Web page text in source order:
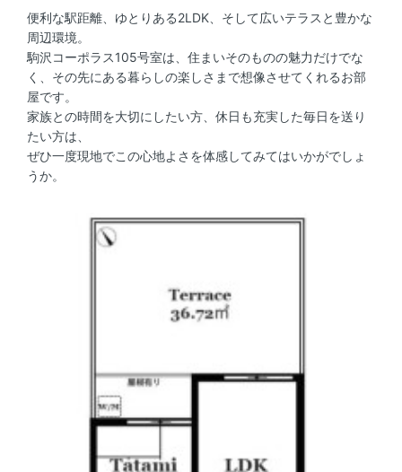
便利な駅距離、ゆとりある2LDK、そして広いテラスと豊かな
周辺環境。
駒沢コーポラス105号室は、住まいそのものの魅力だけでな
く、その先にある暮らしの楽しさまで想像させてくれるお部
屋です。
家族との時間を大切にしたい方、休日も充実した毎日を送り
たい方は、
ぜひ一度現地でこの心地よさを体感してみてはいかがでしょ
うか。